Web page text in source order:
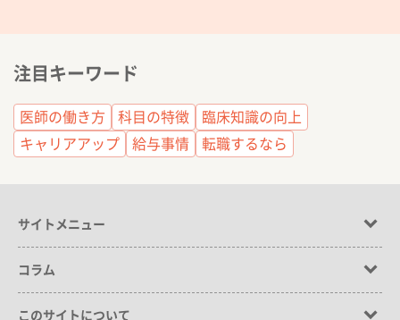
注目キーワード
医師の働き方 科目の特徴
臨床知識の向上
キャリアアップ
給与事情 転職するなら
サイトメニュー
コラム
このサイトについて